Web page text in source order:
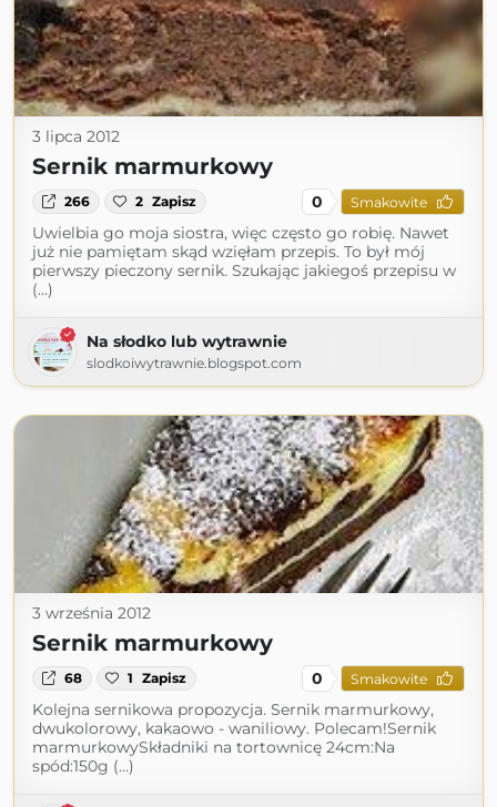
3 lipca 2012
Sernik marmurkowy
266 2 Zapisz 0 Smakowite
Uwielbia go moja siostra, więc często go robię. Nawet
już nie pamiętam skąd wzięłam przepis. To był mój
pierwszy pieczony sernik. Szukając jakiegoś przepisu w
(...)
Na słodko lub wytrawnie
slodkoiwytrawnie.blogspot.com
3 września 2012
Sernik marmurkowy
68 1 Zapisz 0 Smakowite
Kolejna sernikowa propozycja. Sernik marmurkowy,
dwukolorowy, kakaowo - waniliowy. Polecam!Sernik
marmurkowySkładniki na tortownicę 24cm:Na
spód:150g (...)